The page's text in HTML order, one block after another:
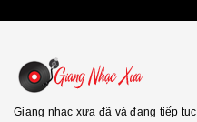
Giang nhạc xưa đã và đang tiếp